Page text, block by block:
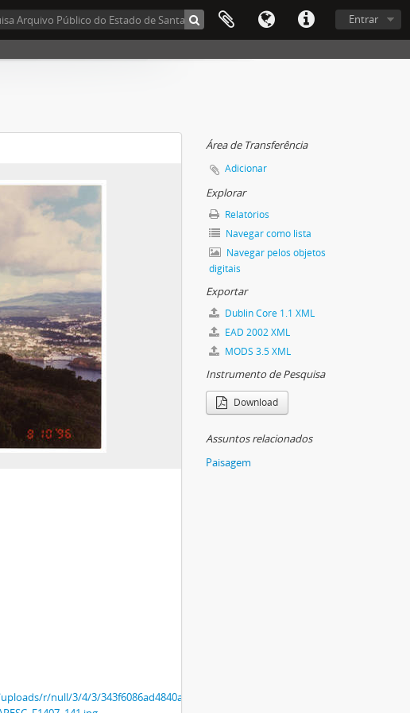
Entrar
r/null/3/4/3/
Área de Transferência
Adicionar
Explorar
Relatórios
Navegar como lista
Navegar pelos objetos
digitais
Exportar
Dublin Core 1.1 XML
EAD 2002 XML
MODS 3.5 XML
Instrumento de Pesquisa
Download
Assuntos relacionados
Paisagem